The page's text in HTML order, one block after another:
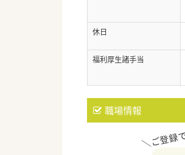
休日
福利厚生諸手当
職場情報